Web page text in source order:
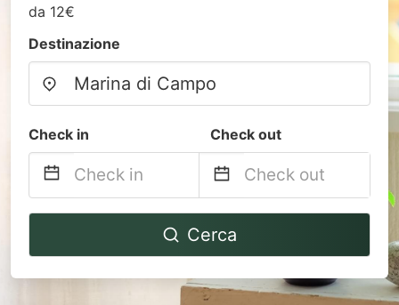
da 12€
Destinazione
Check in Check out
Navigate
to
Navigate
to
interact
Cerca